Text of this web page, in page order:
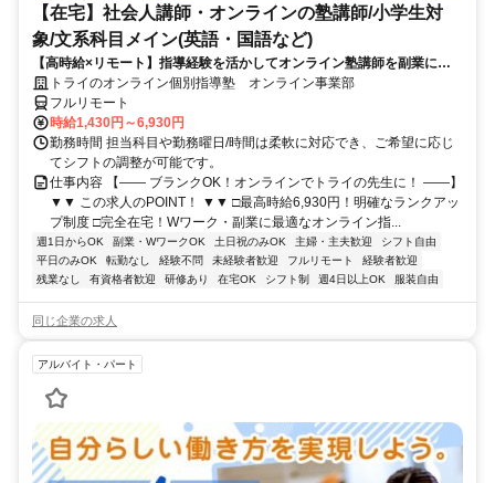
【在宅】社会人講師・オンラインの塾講師/小学生対
象/文系科目メイン(英語・国語など)
【高時給×リモート】指導経験を活かしてオンライン塾講師を副業に！
週1～OK！
トライのオンライン個別指導塾 オンライン事業部
フルリモート
時給1,430円～6,930円
勤務時間 担当科目や勤務曜日/時間は柔軟に対応でき、ご希望に応じ
てシフトの調整が可能です。
仕事内容 【―― ブランクOK！オンラインでトライの先生に！ ――】
▼▼ この求人のPOINT！ ▼▼ □最高時給6,930円！明確なランクアッ
プ制度 □完全在宅！Wワーク・副業に最適なオンライン指...
週1日からOK 副業・WワークOK 土日祝のみOK 主婦・主夫歓迎
シフト自由
平日のみOK
転勤なし 経験不問 未経験者歓迎 フルリモート
経験者歓迎
残業なし
有資格者歓迎 研修あり 在宅OK シフト制 週4日以上OK 服装自由
同じ企業の求人
アルバイト・パート